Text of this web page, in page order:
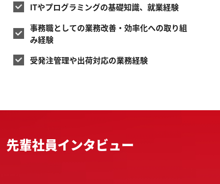
ITやプログラミングの基礎知識、就業経験
事務職としての業務改善・効率化への取り組
み経験
受発注管理や出荷対応の業務経験
先輩社員インタビュー